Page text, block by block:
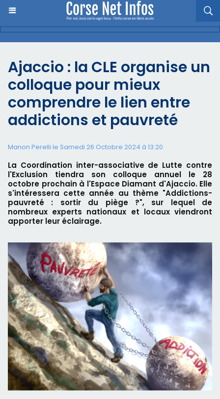
Ajaccio : la CLE organise un
colloque pour mieux
comprendre le lien entre
addictions et pauvreté
Manon Perelli le Samedi 26 Octobre 2024 à 13:20
La Coordination inter-associative de Lutte contre
l'Exclusion tiendra son colloque annuel le 28
octobre prochain à l'Espace Diamant d'Ajaccio. Elle
s'intéressera cette année au thème "Addictions-
pauvreté : sortir du piège ?", sur lequel de
nombreux experts nationaux et locaux viendront
apporter leur éclairage.